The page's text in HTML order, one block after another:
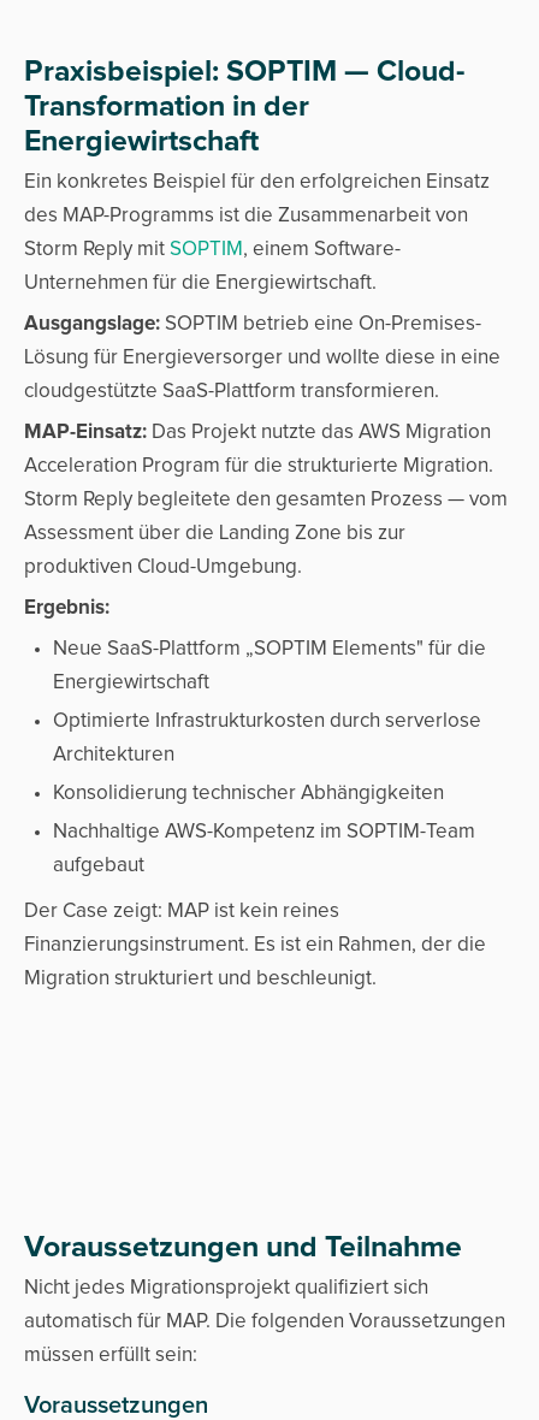
Praxisbeispiel: SOPTIM — Cloud-
Transformation in der
Energiewirtschaft
Ein konkretes Beispiel für den erfolgreichen Einsatz
des MAP-Programms ist die Zusammenarbeit von
Storm Reply mit SOPTIM , einem Software-
Unternehmen für die Energiewirtschaft.
Ausgangslage: SOPTIM betrieb eine On-Premises-
Lösung für Energieversorger und wollte diese in eine
cloudgestützte SaaS-Plattform transformieren.
MAP-Einsatz: Das Projekt nutzte das AWS Migration
Acceleration Program für die strukturierte Migration.
Storm Reply begleitete den gesamten Prozess — vom
Assessment über die Landing Zone bis zur
produktiven Cloud-Umgebung.
Ergebnis:
Neue SaaS-Plattform „SOPTIM Elements" für die
Energiewirtschaft
Optimierte Infrastrukturkosten durch serverlose
Architekturen
Konsolidierung technischer Abhängigkeiten
Nachhaltige AWS-Kompetenz im SOPTIM-Team
aufgebaut
Der Case zeigt: MAP ist kein reines
Finanzierungsinstrument. Es ist ein Rahmen, der die
Migration strukturiert und beschleunigt.
Voraussetzungen und Teilnahme
Nicht jedes Migrationsprojekt qualifiziert sich
automatisch für MAP. Die folgenden Voraussetzungen
müssen erfüllt sein:
Voraussetzungen